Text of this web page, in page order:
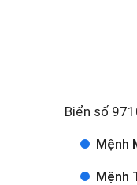
Biển số
Mệnh
Mệnh